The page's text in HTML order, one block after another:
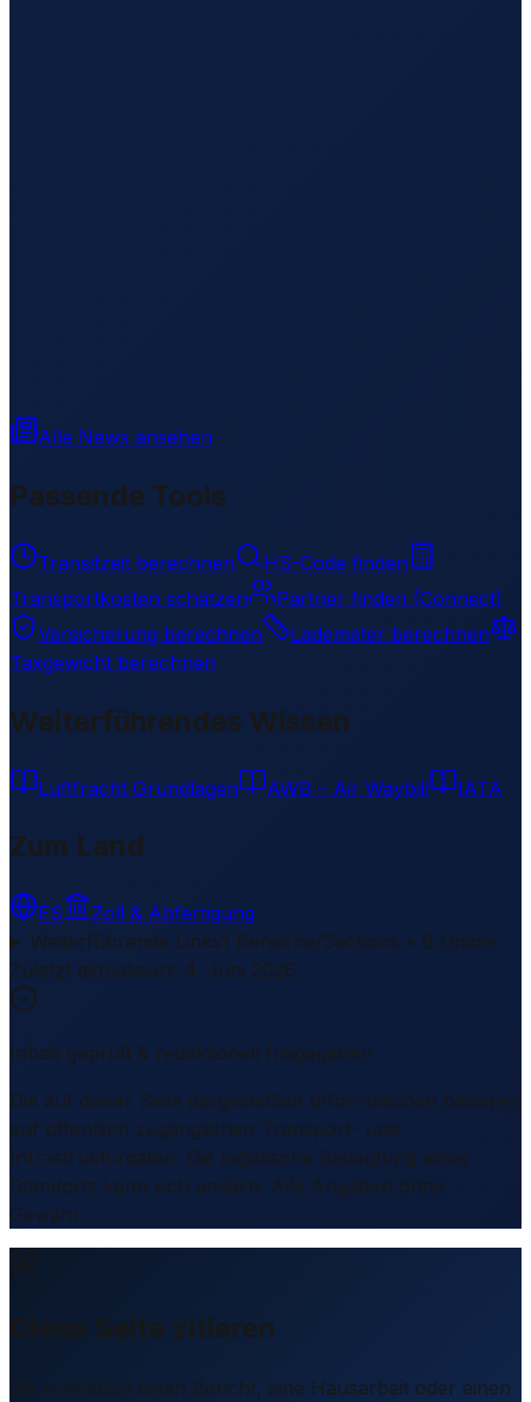
Alle News ansehen
Passende Tools
Transitzeit berechnen
HS-Code finden
Transportkosten schätzen
Partner finden (Connect)
Versicherung berechnen
Lademeter berechnen
Taxgewicht berechnen
Weiterführendes Wissen
Luftfracht Grundlagen AWB – Air Waybill IATA
Zum Land
ES
Zoll & Abfertigung
Weiterführende Links1 Bereiche/Sections • 8 Links▾
Zuletzt aktualisiert: 4. Juni 2026
Inhalt geprüft & redaktionell freigegeben
Die auf dieser Seite dargestellten Informationen basieren
auf öffentlich zugänglichen Transport- und
Infrastrukturdaten. Die logistische Bedeutung eines
Standorts kann sich ändern. Alle Angaben ohne
Gewähr.
Diese Seite zitieren
Sie schreiben einen Bericht, eine Hausarbeit oder einen